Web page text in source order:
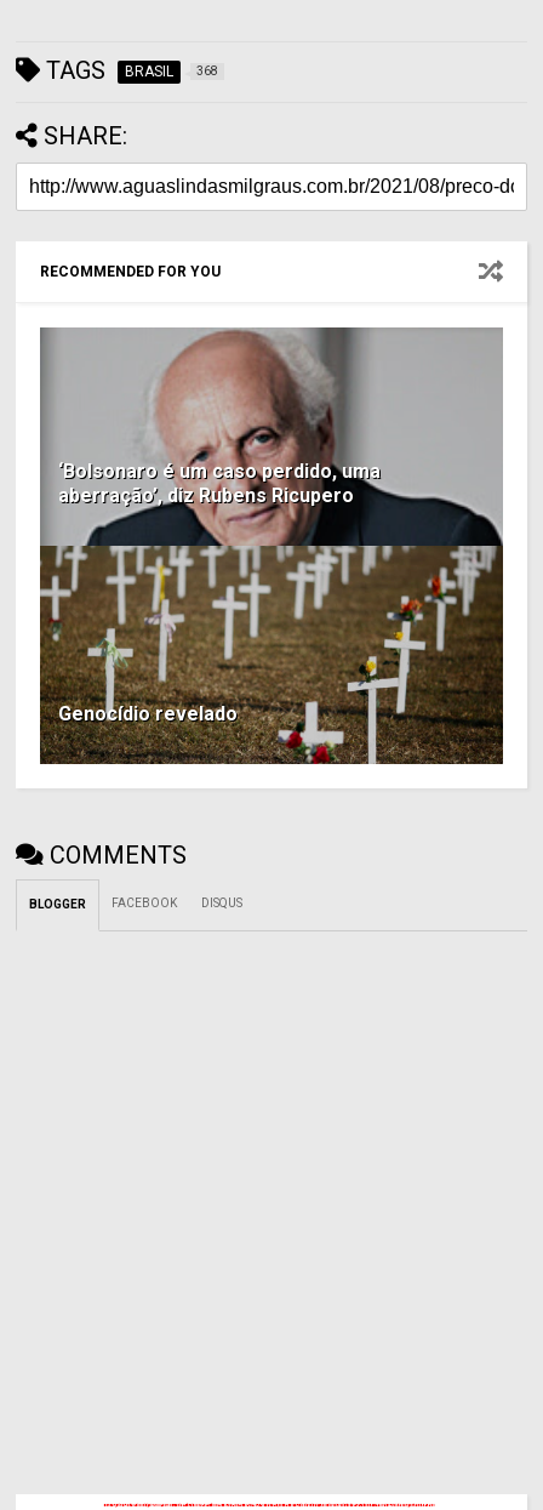
TAGS BRASIL 368
SHARE:
RECOMMENDED FOR YOU
‘Bolsonaro é um caso perdido, uma
aberração’, diz Rubens Ricupero
Genocídio revelado
COMMENTS
BLOGGER FACEBOOK DISQUS